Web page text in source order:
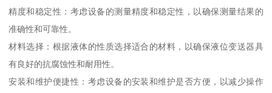
精度和稳定性：考虑设备的测量精度和稳定性，以确保测量结果的
准确性和可靠性。
材料选择：根据液体的性质选择适合的材料，以确保液位变送器具
有良好的抗腐蚀性和耐用性。
安装和维护便捷性：考虑设备的安装和维护是否方便，以减少操作